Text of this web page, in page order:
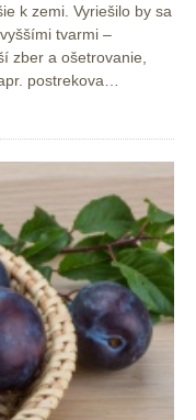
k zemi. Vyriešilo by sa
tvarmi –
zber a ošetrovanie,
postrekova…